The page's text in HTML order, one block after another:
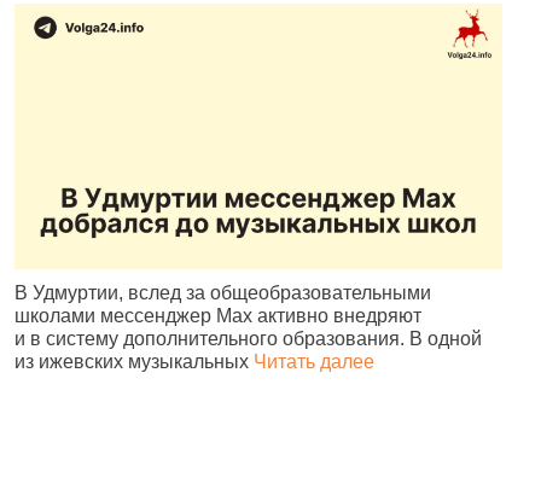
В Удмуртии, вслед за общеобразовательными
школами мессенджер Max активно внедряют
и в систему дополнительного образования. В одной
из ижевских музыкальных Читать далее